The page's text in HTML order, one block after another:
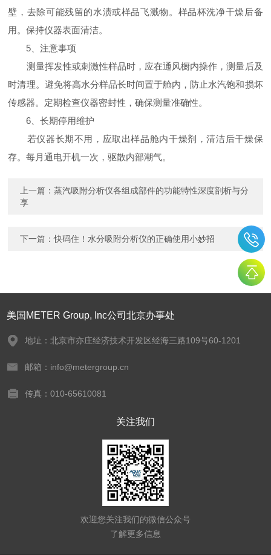
壁，去除可能残留的水渍或样品飞溅物。样品杯洗净干燥后备
用。保持仪器表面清洁。
5、注意事项
测量挥发性或刺激性样品时，应在通风橱内操作，测量后及
时清理。避免将高水分样品长时间置于舱内，防止水汽饱和损坏
传感器。定期检查仪器密封性，确保测量准确性。
6、长期停用维护
若仪器长期不用，应取出样品舱内干燥剂，清洁后干燥保
存。每月通电开机一次，驱散内部潮气。
上一篇：蒸汽吸附分析仪各组成部件的功能特性深度剖析与分
享
下一篇：快码住！水分吸附分析仪的正确使用小妙招
美国METER Group, Inc公司北京办事处
地址：北京市亦庄经济技术开发区经海三路109号60-1201
邮箱：info@metergroup.cn
传真：010-65610081
关注我们
欢迎您关注我们的微信公众号
了解更多信息